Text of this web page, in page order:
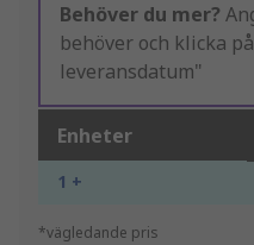
Behöver du mer?
behöver och klicka
leveransdatum"
Enheter
1 +
*vägledande pris